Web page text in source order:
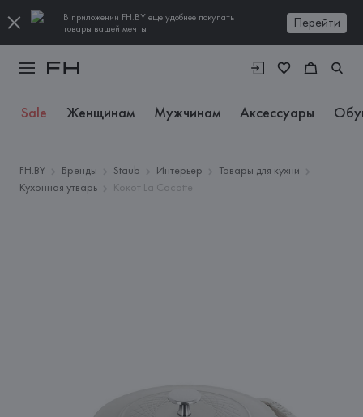
В приложении FH.BY еще удобнее покупать
товары вашей мечты
Перейти
Sale Женщинам Мужчинам Аксессуары
FH.BY Бренды Staub Интерьер
Товары для кухни
Кухонная утварь
Кокот La Cocotte